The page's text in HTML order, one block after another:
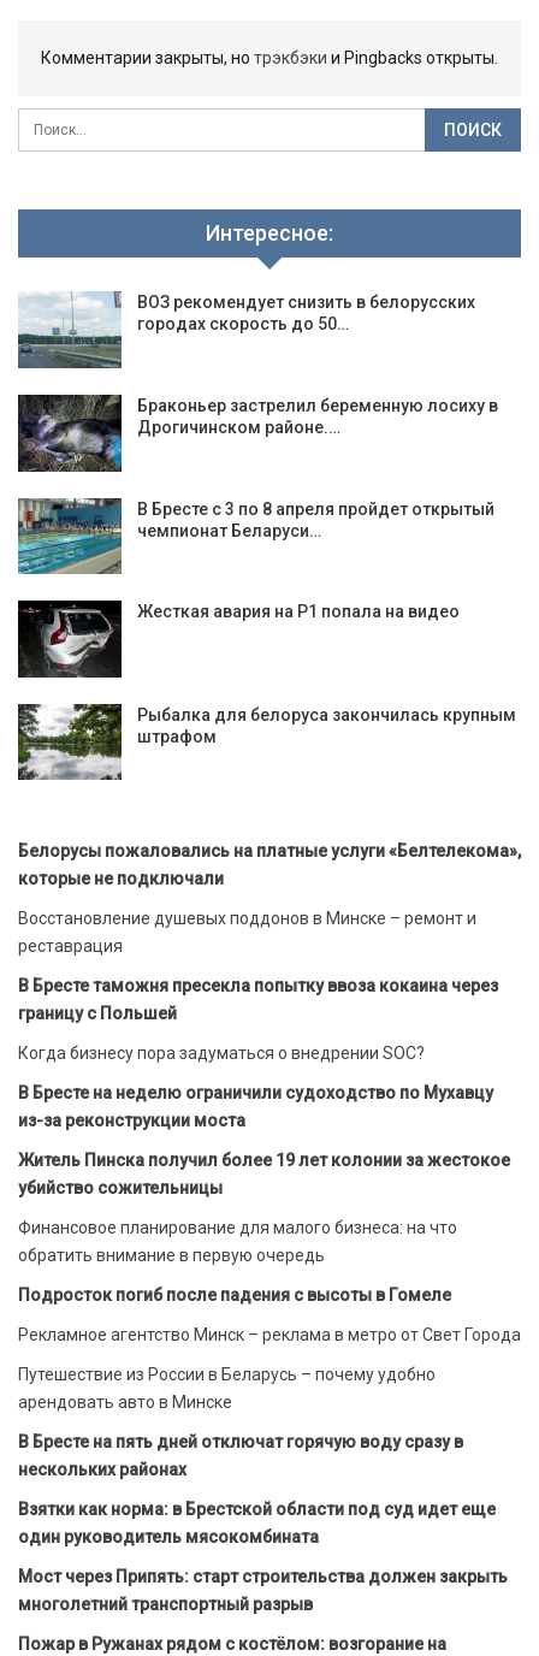
Комментарии закрыты, но трэкбэки и Pingbacks открыты.
Интересное:
ВОЗ рекомендует снизить в белорусских
городах скорость до 50…
Браконьер застрелил беременную лосиху в
Дрогичинском районе.…
В Бресте с 3 по 8 апреля пройдет открытый
чемпионат Беларуси…
Жесткая авария на Р1 попала на видео
Рыбалка для белоруса закончилась крупным
штрафом
Белорусы пожаловались на платные услуги «Белтелекома»,
которые не подключали
Восстановление душевых поддонов в Минске – ремонт и
реставрация
В Бресте таможня пресекла попытку ввоза кокаина через
границу с Польшей
Когда бизнесу пора задуматься о внедрении SOC?
В Бресте на неделю ограничили судоходство по Мухавцу
из-за реконструкции моста
Житель Пинска получил более 19 лет колонии за жестокое
убийство сожительницы
Финансовое планирование для малого бизнеса: на что
обратить внимание в первую очередь
Подросток погиб после падения с высоты в Гомеле
Рекламное агентство Минск – реклама в метро от Свет Города
Путешествие из России в Беларусь – почему удобно
арендовать авто в Минске
В Бресте на пять дней отключат горячую воду сразу в
нескольких районах
Взятки как норма: в Брестской области под суд идет еще
один руководитель мясокомбината
Мост через Припять: старт строительства должен закрыть
многолетний транспортный разрыв
Пожар в Ружанах рядом с костёлом: возгорание на